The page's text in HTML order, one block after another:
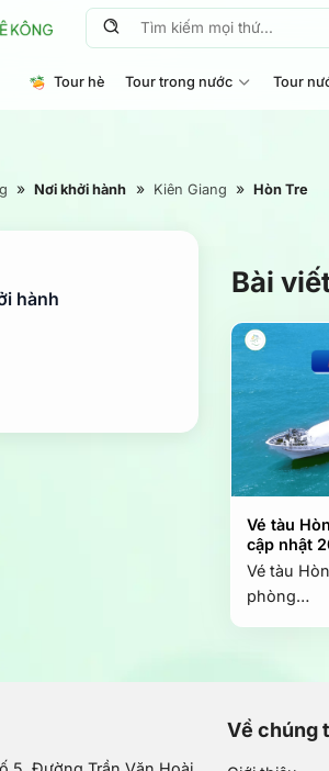
Tìm
Tour hè Tour trong nước Tour
» Nơi khởi hành » Kiên Giang » Hòn Tre
hành Bài
Vé tàu
cập nhật
Vé tàu
phòng…
Về chúng